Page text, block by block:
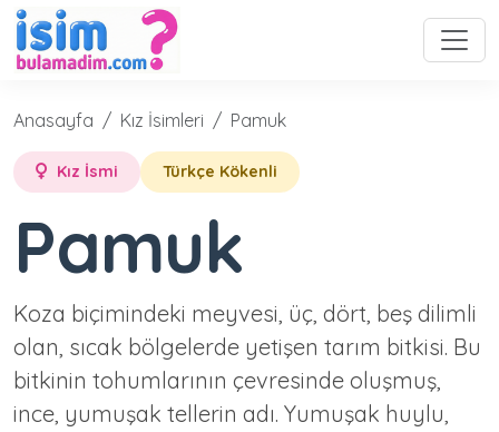
Anasayfa Kız İsimleri Pamuk
Kız İsmi Türkçe Kökenli
Pamuk
Koza biçimindeki meyvesi, üç, dört, beş dilimli
olan, sıcak bölgelerde yetişen tarım bitkisi. Bu
bitkinin tohumlarının çevresinde oluşmuş,
ince, yumuşak tellerin adı. Yumuşak huylu,